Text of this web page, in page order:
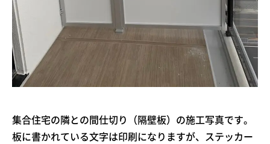
集合住宅の隣との間仕切り（隔壁板）の施工写真です。
板に書かれている文字は印刷になりますが、ステッカー